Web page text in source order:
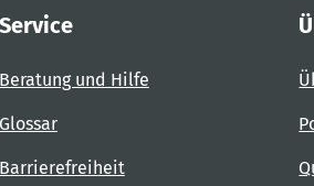
Service
Beratung und Hilfe
Glossar
Barrierefreiheit